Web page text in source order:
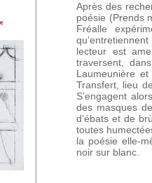
Après des
poésie (Prends
Fréalle
lecteur est
traversent,
Laumeunière
Transfert, lieu
S’engagent
des masques
d’ébats et de
toutes
la poésie elle-
noir sur blanc.